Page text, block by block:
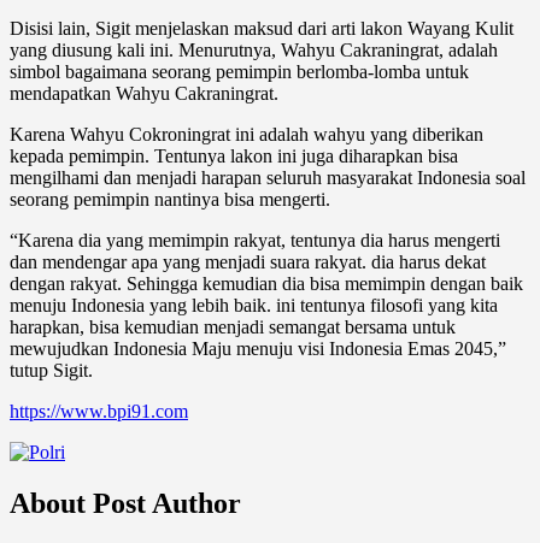
Disisi lain, Sigit menjelaskan maksud dari arti lakon Wayang Kulit
yang diusung kali ini. Menurutnya, Wahyu Cakraningrat, adalah
simbol bagaimana seorang pemimpin berlomba-lomba untuk
mendapatkan Wahyu Cakraningrat.
Karena Wahyu Cokroningrat ini adalah wahyu yang diberikan
kepada pemimpin. Tentunya lakon ini juga diharapkan bisa
mengilhami dan menjadi harapan seluruh masyarakat Indonesia soal
seorang pemimpin nantinya bisa mengerti.
“Karena dia yang memimpin rakyat, tentunya dia harus mengerti
dan mendengar apa yang menjadi suara rakyat. dia harus dekat
dengan rakyat. Sehingga kemudian dia bisa memimpin dengan baik
menuju Indonesia yang lebih baik. ini tentunya filosofi yang kita
harapkan, bisa kemudian menjadi semangat bersama untuk
mewujudkan Indonesia Maju menuju visi Indonesia Emas 2045,”
tutup Sigit.
https://www.bpi91.com
About Post Author